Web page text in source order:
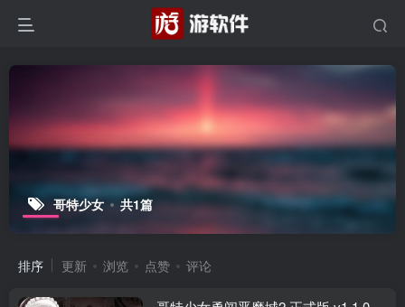
哥特少女 共1篇
排序 更新 浏览 点赞 评论